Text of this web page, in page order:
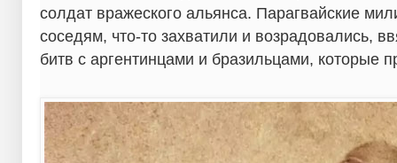
солдат вражеского альянса. Парагвайские
соседям, что-то захватили и возрадовались,
битв с аргентинцами и бразильцами, которые